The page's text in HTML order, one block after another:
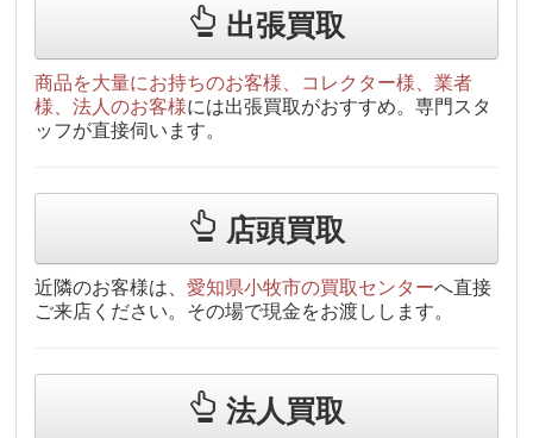
出張買取
商品を大量にお持ちのお客様、コレクター様、業者
様、法人のお客様には出張買取がおすすめ。専門スタ
ッフが直接伺います。
店頭買取
近隣のお客様は、愛知県小牧市の買取センターへ直接
ご来店ください。その場で現金をお渡しします。
法人買取